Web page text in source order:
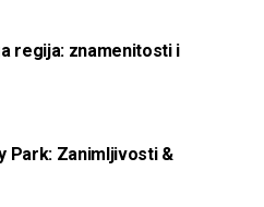
regija: znamenitosti i
Park: Zanimljivosti &